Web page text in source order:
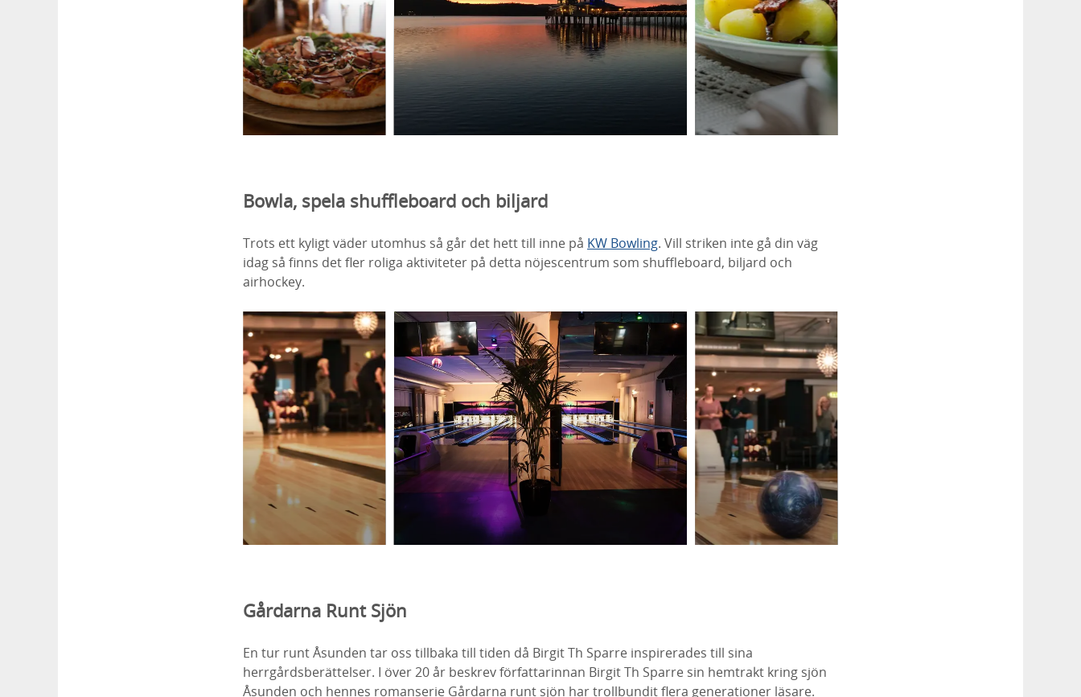
Bowla, spela shuffleboard och biljard
Trots ett kyligt väder utomhus så går det hett till inne på KW Bowling. Vill striken inte gå din väg
idag så finns det fler roliga aktiviteter på detta nöjescentrum som shuffleboard, biljard och
airhockey.
Gårdarna Runt Sjön
En tur runt Åsunden tar oss tillbaka till tiden då Birgit Th Sparre inspirerades till sina
herrgårdsberättelser. I över 20 år beskrev författarinnan Birgit Th Sparre sin hemtrakt kring sjön
Åsunden och hennes romanserie Gårdarna runt sjön har trollbundit flera generationer läsare.